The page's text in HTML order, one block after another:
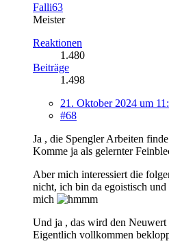
Falli63
Meister
Reaktionen
1.480
Beiträge
1.498
21. Oktober 2024 um
#68
Ja , die Spengler Arbeiten
Komme ja als gelernter
Aber mich interessiert die
nicht, ich bin da egoistisch
mich
Und ja , das wird den Neuwert
Eigentlich vollkommen